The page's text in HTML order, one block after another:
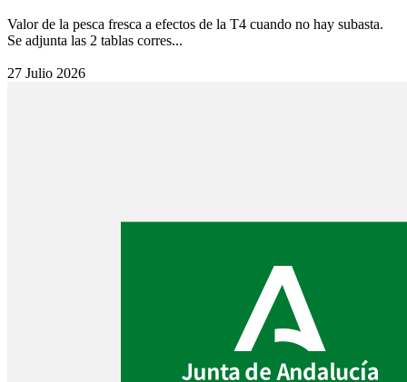
Valor de la pesca fresca a efectos de la T4 cuando no hay subasta.
Se adjunta las 2 tablas corres...
27 Julio 2026